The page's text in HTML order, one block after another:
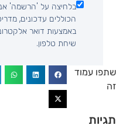
בלחיצה על 'הרשמה' אני
הכוללים עדכונים,
שיחת טלפון.
עמוד